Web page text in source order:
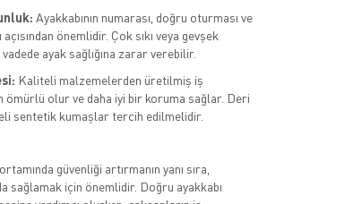
Ayakkabının numarası, doğru oturması ve
önemlidir. Çok sıkı veya gevşek
ayak sağlığına zarar verebilir.
Kaliteli malzemelerden üretilmiş iş
ömürlü olur ve daha iyi bir koruma sağlar. Deri
sentetik kumaşlar tercih edilmelidir.
güvenliği artırmanın yanı sıra,
sağlamak için önemlidir. Doğru ayakkabı